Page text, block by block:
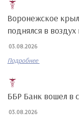
Воронежское
поднялся в
03.08.2026
Подробнее
ББР Банк вошел в
03.08.2026